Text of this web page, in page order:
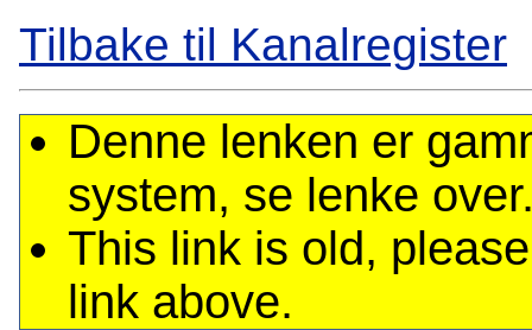
Tilbake til Kanalregister
Denne lenken er
system, se lenke
This link is old,
link above.